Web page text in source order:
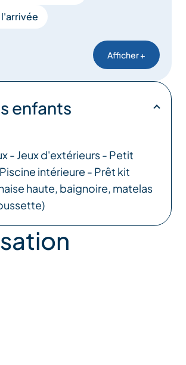
l'arrivée
Afficher +
enfants
- Jeux d'extérieurs - Petit
intérieure - Prêt kit
haute, baignoire, matelas